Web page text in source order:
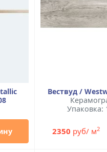
Вествуд /
Упаковка:
2350 руб/ м2